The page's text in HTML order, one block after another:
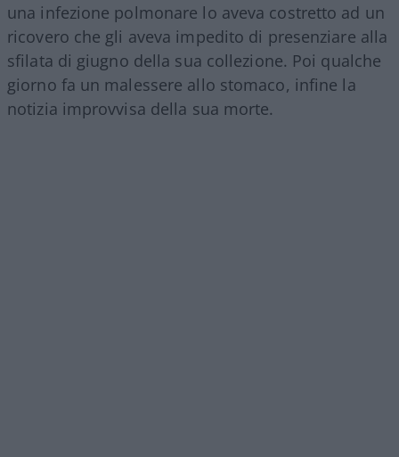
una infezione polmonare lo aveva costretto ad un
ricovero che gli aveva impedito di presenziare alla
sfilata di giugno della sua collezione. Poi qualche
giorno fa un malessere allo stomaco, infine la
notizia improvvisa della sua morte.